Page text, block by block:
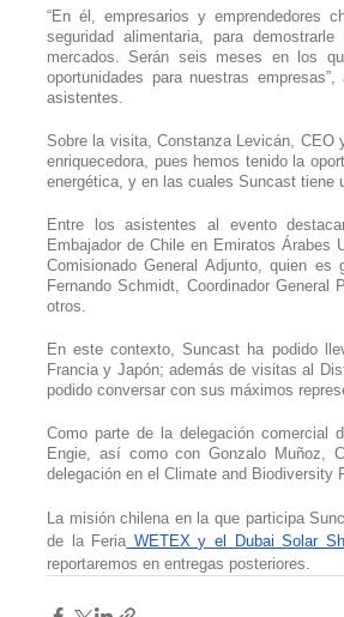
“En él, empresarios y emprendedores
seguridad alimentaria, para
mercados. Serán seis meses en los
oportunidades para nuestras
asistentes.
Sobre la visita, Constanza Levicán, CEO
enriquecedora, pues hemos tenido la
energética, y en las cuales Suncast tiene
Entre los asistentes al evento
Embajador de Chile en Emiratos Árabes
Comisionado General Adjunto, quien
Fernando Schmidt, Coordinador
otros.
En este contexto, Suncast ha podido
Francia y Japón; además de visitas al
podido conversar con sus máximos
Como parte de la delegación comercial
Engie, así como con Gonzalo Muñoz,
delegación en el Climate and Biodiversity
La misión chilena en la que participa
de la Feria WETEX y el Dubai Solar
reportaremos en entregas posteriores.